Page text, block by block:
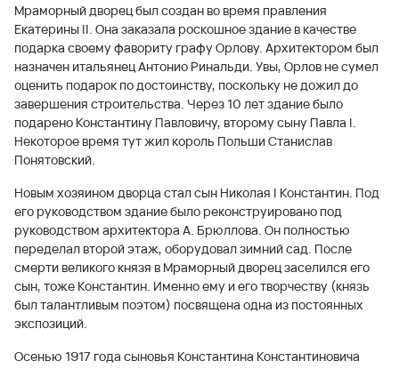
Мраморный дворец был создан во время правления
Екатерины II. Она заказала роскошное здание в качестве
подарка своему фавориту графу Орлову. Архитектором был
назначен итальянец Антонио Ринальди. Увы, Орлов не сумел
оценить подарок по достоинству, поскольку не дожил до
завершения строительства. Через 10 лет здание было
подарено Константину Павловичу, второму сыну Павла I.
Некоторое время тут жил король Польши Станислав
Понятовский.
Новым хозяином дворца стал сын Николая I Константин. Под
его руководством здание было реконструировано под
руководством архитектора А. Брюллова. Он полностью
переделал второй этаж, оборудовал зимний сад. После
смерти великого князя в Мраморный дворец заселился его
сын, тоже Константин. Именно ему и его творчеству (князь
был талантливым поэтом) посвящена одна из постоянных
экспозиций.
Осенью 1917 года сыновья Константина Константиновича